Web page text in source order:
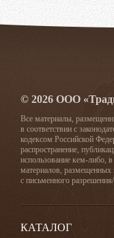
© 2026 ООО
Все материалы,
в соответствии с
кодексом Российской
распространение,
использование кем-либо,
материалов, размещенных
с письменного
КАТАЛОГ